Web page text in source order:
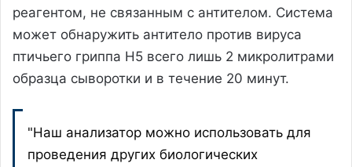
реагентом, не связанным с антителом. Система
может обнаружить антитело против вируса
птичьего гриппа H5 всего лишь 2 микролитрами
образца сыворотки и в течение 20 минут.
"Наш анализатор можно использовать для
проведения других биологических